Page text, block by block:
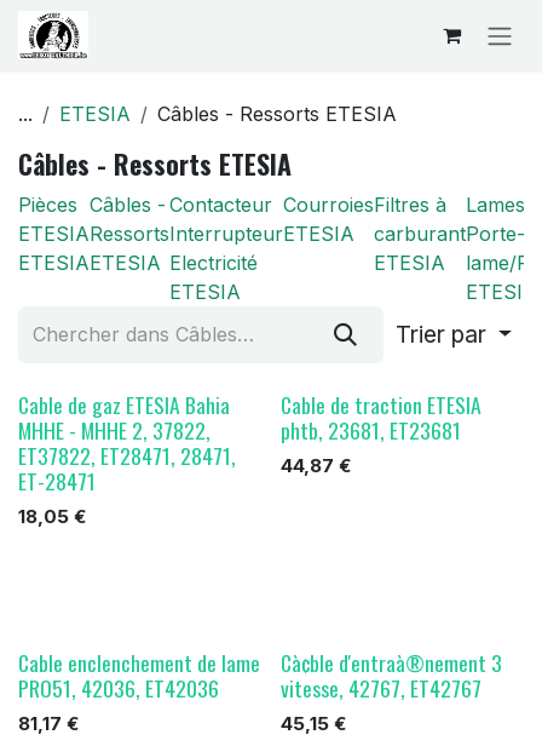
Se rendre au contenu
... ETESIA Câbles - Ressorts ETESIA
Câbles - Ressorts ETESIA
Pièces
ETESIA
ETESIA
Câbles -
Ressorts
ETESIA
Contacteur
Interrupteur
Electricité
ETESIA
Courroies
ETESIA
Filtres à
carburant
ETESIA
Lames/
Porte-
lame/
ETESIA
Trier par
Cable de gaz ETESIA Bahia
MHHE - MHHE 2, 37822,
ET37822, ET28471, 28471,
ET-28471
18,05 €
Cable de traction ETESIA
phtb, 23681, ET23681
44,87 €
Cable enclenchement de lame
PRO51, 42036, ET42036
81,17 €
Cà¢ble d'entraà®nement 3
vitesse, 42767, ET42767
45,15€